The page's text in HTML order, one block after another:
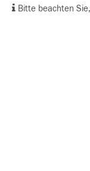
Bitte beachten